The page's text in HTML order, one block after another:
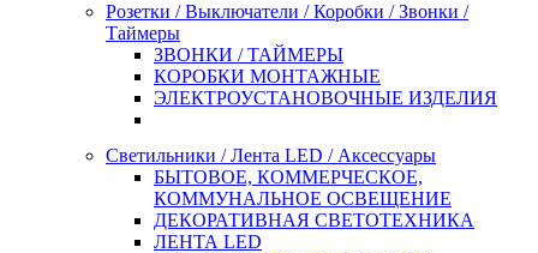
Розетки / Выключатели / Коробки / Звонки /
Таймеры
ЗВОНКИ / ТАЙМЕРЫ
КОРОБКИ МОНТАЖНЫЕ
ЭЛЕКТРОУСТАНОВОЧНЫЕ ИЗДЕЛИЯ
Светильники / Лента LED / Аксессуары
БЫТОВОЕ, КОММЕРЧЕСКОЕ,
КОММУНАЛЬНОЕ ОСВЕЩЕНИЕ
ДЕКОРАТИВНАЯ СВЕТОТЕХНИКА
ЛЕНТА LED